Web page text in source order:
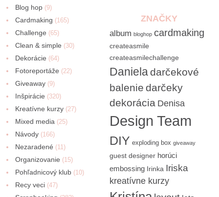
Blog hop (9)
Cardmaking (165)
Challenge (65)
Clean & simple (30)
Dekorácie (64)
Fotoreportáže (22)
Giveaway (9)
Inšpirácie (320)
Kreatívne kurzy (27)
Mixed media (25)
Návody (166)
Nezaradené (11)
Organizovanie (15)
Pohľadnicový klub (10)
Recy veci (47)
ZNAČKY
album bloghop cardmaking
createasmile
createasmilechallenge
Daniela darčekové
balenie darčeky
dekorácia Denisa
Design Team
DIY exploding box giveaway
guest designer horúci
embossing Irinka Iriska
kreatívne kurzy